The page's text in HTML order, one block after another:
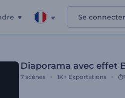
Se connecter
Diaporama avec effet
7 scènes 1K+ Exportations